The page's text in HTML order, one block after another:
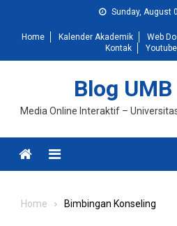
content
Sunday, August
Home Kalender Akademik Web
Kontak
Blog
Media Online Interaktif –
Menu
Home Bimbingan Konseling